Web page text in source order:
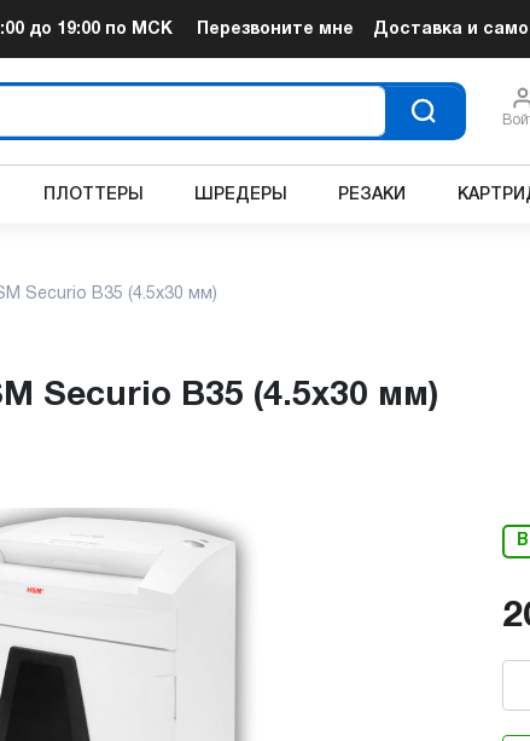
до 19:00 по МСК Перезвоните мне Доставка и
ПЛОТТЕРЫ ШРЕДЕРЫ РЕЗАКИ
Securio B35 (4.5x30 мм)
Securio B35 (4.5x30 мм)